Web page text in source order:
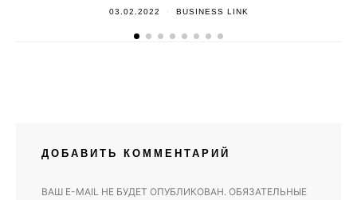
03.02.2022 BUSINESS LINK
ДОБАВИТЬ КОММЕНТАРИЙ
ВАШ E-MAIL НЕ БУДЕТ ОПУБЛИКОВАН. ОБЯЗАТЕЛЬНЫЕ